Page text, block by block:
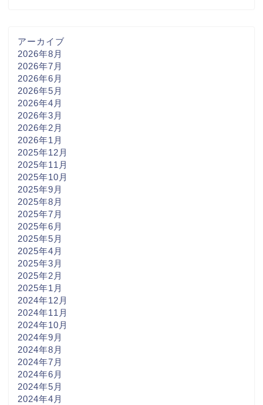
アーカイブ
2026年8月
2026年7月
2026年6月
2026年5月
2026年4月
2026年3月
2026年2月
2026年1月
2025年12月
2025年11月
2025年10月
2025年9月
2025年8月
2025年7月
2025年6月
2025年5月
2025年4月
2025年3月
2025年2月
2025年1月
2024年12月
2024年11月
2024年10月
2024年9月
2024年8月
2024年7月
2024年6月
2024年5月
2024年4月